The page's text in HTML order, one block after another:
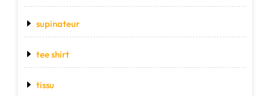
supinateur
tee shirt
tissu